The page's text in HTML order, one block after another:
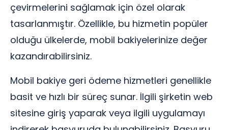
çevirmelerini sağlamak için özel olarak
tasarlanmıştır. Özellikle, bu hizmetin popüler
olduğu ülkelerde, mobil bakiyelerinize değer
kazandırabilirsiniz.
Mobil bakiye geri ödeme hizmetleri genellikle
basit ve hızlı bir süreç sunar. İlgili şirketin web
sitesine giriş yaparak veya ilgili uygulamayı